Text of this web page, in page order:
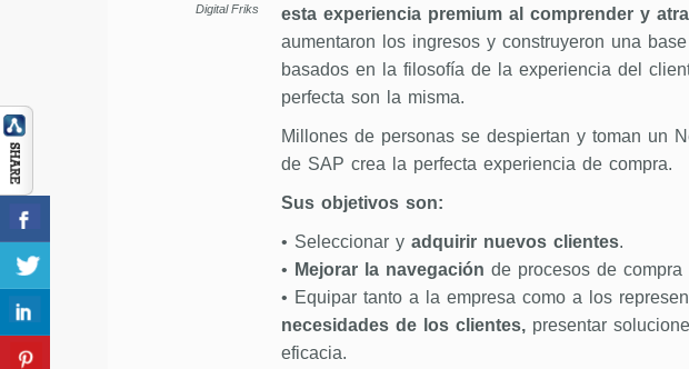
Digital Friks
esta experiencia premium al comprender y
aumentaron los ingresos y construyeron una
basados en la filosofía de la experiencia del
perfecta son la misma.
Millones de personas se despiertan y toman un
de SAP crea la perfecta experiencia de compra.
Sus objetivos son:
• Seleccionar y adquirir nuevos clientes.
• Mejorar la navegación de procesos de compra
• Equipar tanto a la empresa como a los
necesidades de los clientes,presentar
eficacia.